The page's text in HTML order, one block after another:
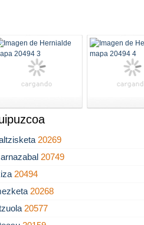
20269
20749
20494
20268
20577